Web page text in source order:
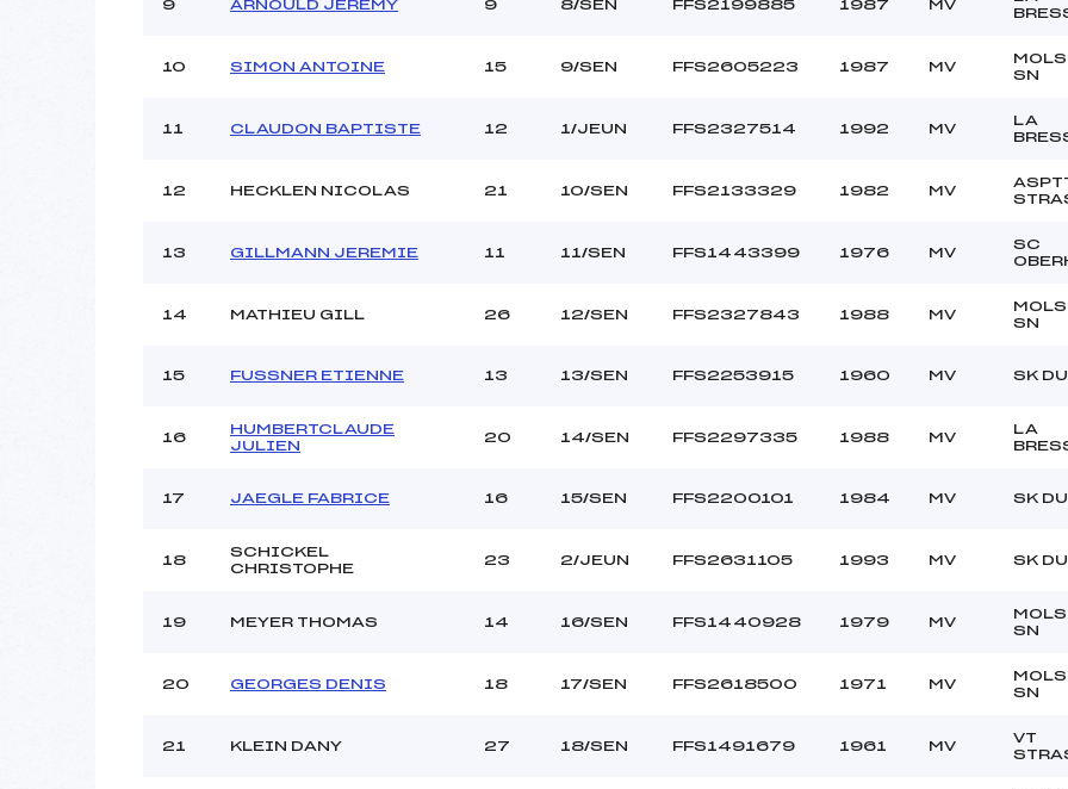
9 ARNOULD JEREMY 9 8/SEN FFS2199885 1987 MV
10 SIMON ANTOINE 15 9/SEN FFS2605223 1987 MV
SN
11 CLAUDON BAPTISTE 12 1/JEUN FFS2327514 1992 MV
LA
12 HECKLEN NICOLAS 21 10/SEN FFS2133329 1982 MV
13 GILLMANN JEREMIE 11 11/SEN FFS1443399 1976 MV
SC
14 MATHIEU GILL 26 12/SEN FFS2327843 1988 MV
SN
15 FUSSNER ETIENNE 13 13/SEN FFS2253915 1960 MV SK
16
HUMBERTCLAUDE
JULIEN
20 14/SEN FFS2297335 1988 MV
LA
17 JAEGLE FABRICE 16 15/SEN FFS2200101 1984 MV SK
18
SCHICKEL
CHRISTOPHE
23 2/JEUN FFS2631105 1993 MV SK
19 MEYER THOMAS 14 16/SEN FFS1440928 1979 MV
SN
20 GEORGES DENIS 18 17/SEN FFS2618500 1971 MV
SN
21 KLEIN DANY 27 18/SEN FFS1491679 1961 MV
VT